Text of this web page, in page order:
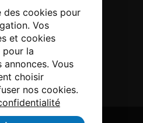
des cookies pour
Vos
et cookies
pour la
annonces. Vous
choisir
nos cookies.
06300 Nice